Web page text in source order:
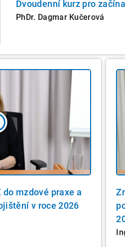
Dvoudenní kurz pro
PhDr. Dagmar Kučerová
mzdové praxe a
v roce 2026